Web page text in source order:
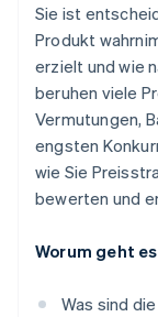
Testen, lernen
Sicherstellen,
Sie ist
Produkt
erzielt und wie
beruhen viele
Vermutungen,
engsten
wie Sie
bewerten und
Worum geht
Was sind